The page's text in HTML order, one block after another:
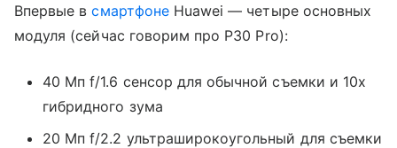
Впервые всмартфонеHuawei — четыре основных
модуля (сейчас говорим про P30 Pro):
40 Мп f/1.6 сенсор для обычной съемки и 10х
гибридного зума
20 Мп f/2.2 ультраширокоугольный для съемки